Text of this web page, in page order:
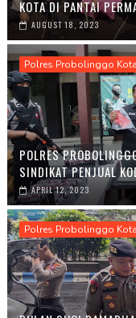
KOTA DI PANTAI
AUGUST 18, 2023
Polres Probolinggo Kota
POLRES
SINDIKAT PENJUAL
APRIL 12, 2023
Polres Probolinggo Kota